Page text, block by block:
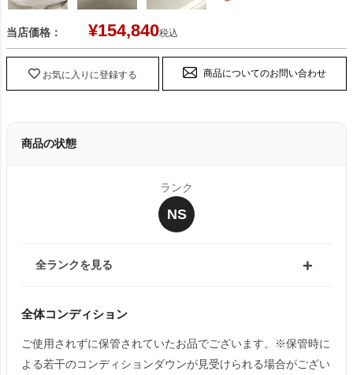
当店価格： ¥154,840税込
お気に入りに登録する 商品についてのお問い合わせ
商品の状態
ランク
NS
全ランクを見る
全体コンディション
ご使用されずに保管されていたお品でございます。※保管時に
よる若干のコンディションダウンが見受けられる場合がござい